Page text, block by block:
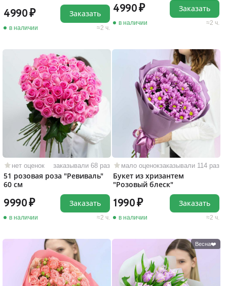
4990
в наличии 2 ч.
Заказать 4990
в наличии 2 ч.
Заказать
нет оценок заказывали 68 раз
51 розовая роза "Ревиваль"
60 см
9990
в наличии 2 ч.
Заказать
мало оценокзаказывали 114 раз
Букет из хризантем
"Розовый блеск"
1990
в наличии 2 ч.
Заказать
Весна❤️